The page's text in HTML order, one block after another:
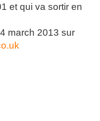
et qui va sortir en
march 2013 sur